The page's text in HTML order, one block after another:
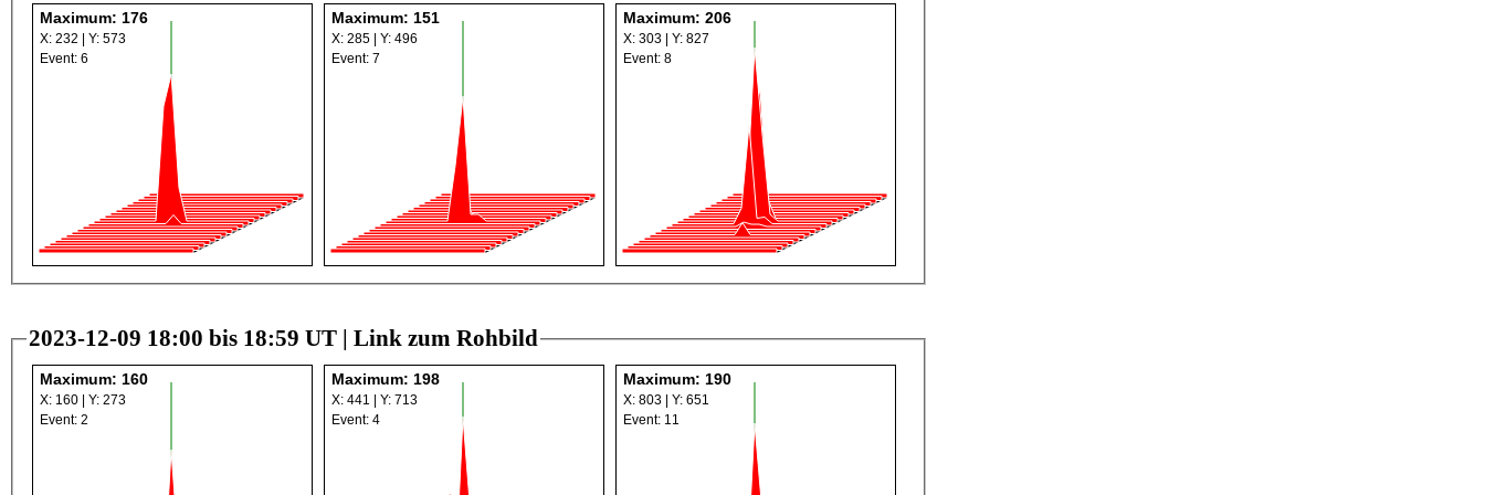
Maximum: 176
X: 232 | Y: 573
Event: 6
Maximum: 151
X: 285 | Y: 496
Event: 7
Maximum: 206
X: 303 | Y: 827
Event: 8
Link zum Rohbild
Maximum: 160
X: 160 | Y: 273
Event: 2
Maximum: 198
X: 441 | Y: 713
Event: 4
Maximum: 190
X: 803 | Y: 651
Event: 11